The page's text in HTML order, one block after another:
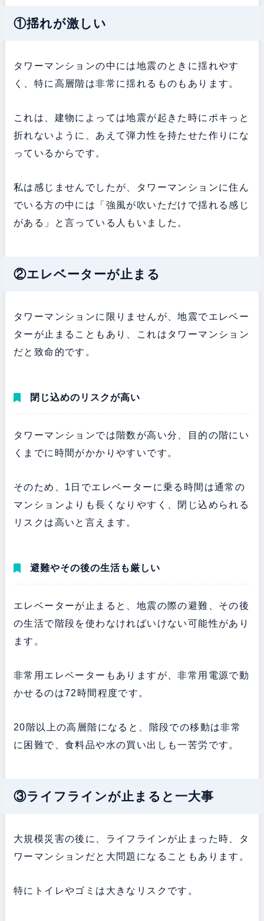
①揺れが激しい
タワーマンションの中には地震のときに揺れやす
く、特に高層階は非常に揺れるものもあります。
これは、建物によっては地震が起きた時にポキっと
折れないように、あえて弾力性を持たせた作りにな
っているからです。
私は感じませんでしたが、タワーマンションに住ん
でいる方の中には「強風が吹いただけで揺れる感じ
がある」と言っている人もいました。
②エレベーターが止まる
タワーマンションに限りませんが、地震でエレベー
ターが止まることもあり、これはタワーマンション
だと致命的です。
閉じ込めのリスクが高い
タワーマンションでは階数が高い分、目的の階にい
くまでに時間がかかりやすいです。
そのため、1日でエレベーターに乗る時間は通常の
マンションよりも長くなりやすく、閉じ込められる
リスクは高いと言えます。
避難やその後の生活も厳しい
エレベーターが止まると、地震の際の避難、その後
の生活で階段を使わなければいけない可能性があり
ます。
非常用エレベーターもありますが、非常用電源で動
かせるのは72時間程度です。
20階以上の高層階になると、階段での移動は非常
に困難で、食料品や水の買い出しも一苦労です。
③ライフラインが止まると一大事
大規模災害の後に、ライフラインが止まった時、タ
ワーマンションだと大問題になることもあります。
特にトイレやゴミは大きなリスクです。